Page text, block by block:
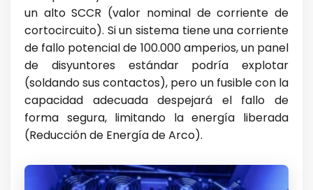
un alto SCCR (valor nominal de corriente de
cortocircuito). Si un sistema tiene una corriente
de fallo potencial de 100.000 amperios, un panel
de disyuntores estándar podría explotar
(soldando sus contactos), pero un fusible con la
capacidad adecuada despejará el fallo de
forma segura, limitando la energía liberada
(Reducción de Energía de Arco).